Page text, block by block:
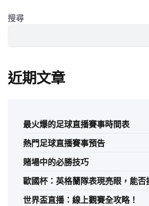
搜尋
近期文章
最火爆的足球直播賽事時間表
熱門足球直播賽事預告
賭場中的必勝技巧
歐國杯：英格蘭隊表現亮眼，能否
世界盃直播：線上觀賽全攻略！